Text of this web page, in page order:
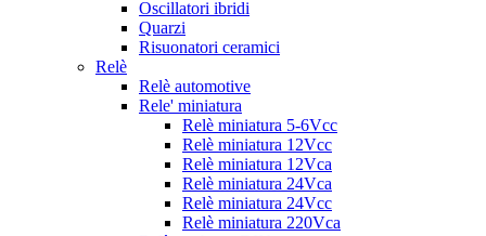
Oscillatori ibridi
Quarzi
Risuonatori ceramici
Relè
Relè automotive
Rele' miniatura
Relè miniatura 5-6Vcc
Relè miniatura 12Vcc
Relè miniatura 12Vca
Relè miniatura 24Vca
Relè miniatura 24Vcc
Relè miniatura 220Vca